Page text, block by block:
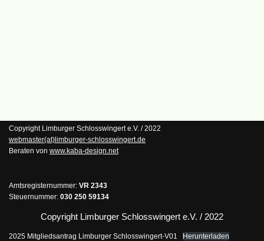
Copyright Limburger Schlosswingert e.V. / 2022
webmaster(at)limburger-schlosswingert.de
Beraten von www.kaba-design.net
Amtsregisternummer: VR 2343
Steuernummer: 030 250 59134
Copyright Limburger Schlosswingert e.V. / 2022
2025 Mitgliedsantrag Limburger Schlosswingert-V01 Herunterladen